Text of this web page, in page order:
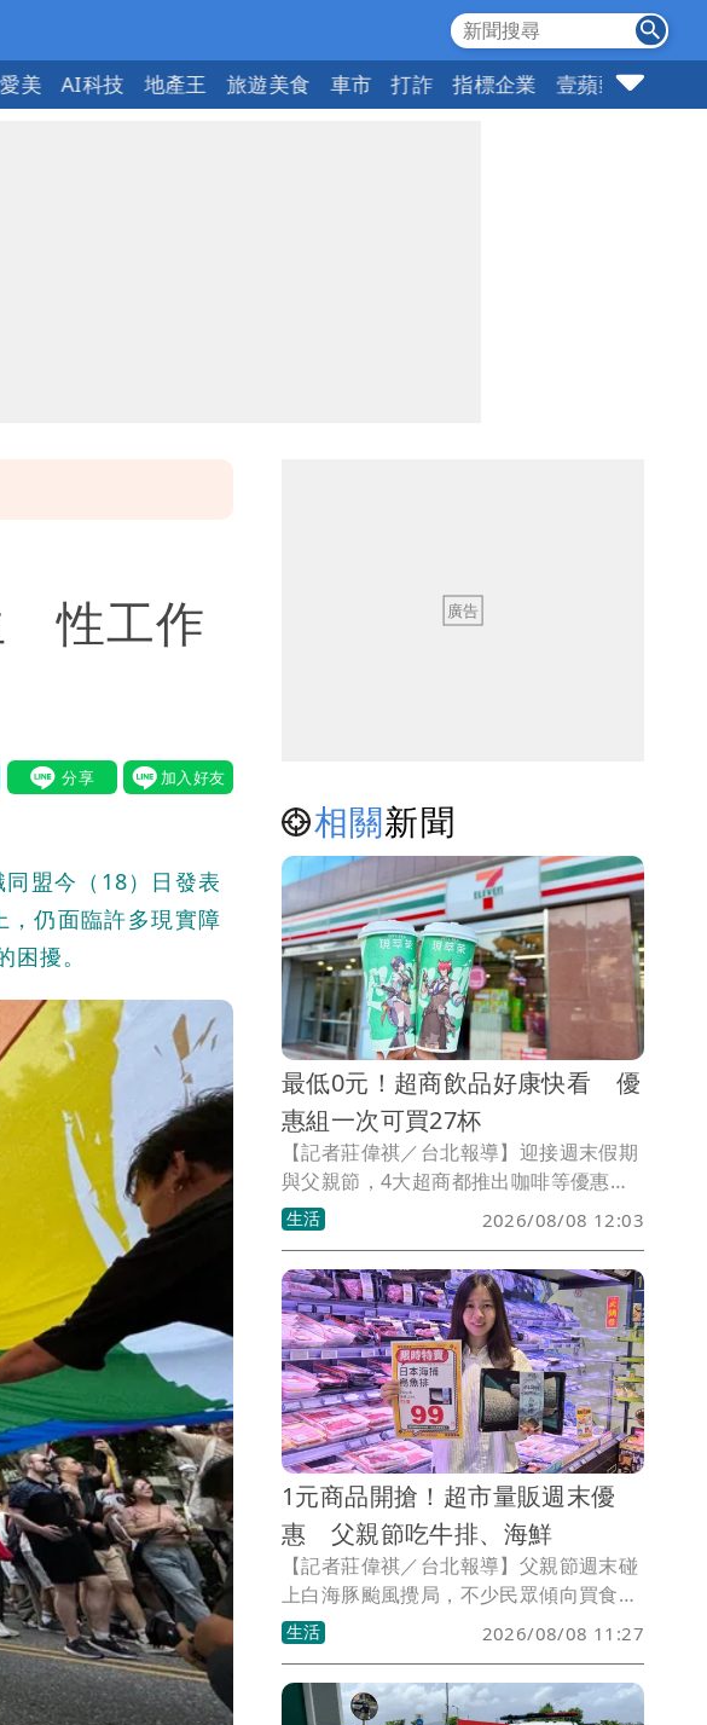
愛美 AI科技 地產王 旅遊美食 車市 打詐 指標企業 壹蘋頭家
性工作
盟今（18）日發表
仍面臨許多現實障
擾。
相關新聞
最低0元！超商飲品好康快看 優
惠組一次可買27杯
【記者莊偉祺／台北報導】迎接週末假期
與父親節，4大超商都推出咖啡等優惠搶
客，包含指飲品任選2杯可享最低0元起好
康，還有優惠組一次可買27杯，更有能量
飲2件5折、買啤酒迷冰桶。
生活 2026/08/08 12:03
1元商品開搶！超市量販週末優
惠 父親節吃牛排、海鮮
【記者莊偉祺／台北報導】父親節週末碰
上白海豚颱風攪局，不少民眾傾向買食材
在料理聚餐，超市、量販順勢推出生鮮優
惠，包含可提早享受中秋烤肉的牛排、海
鮮，還有1元、10元商品各限量2萬份開
搶。
生活 2026/08/08 11:27